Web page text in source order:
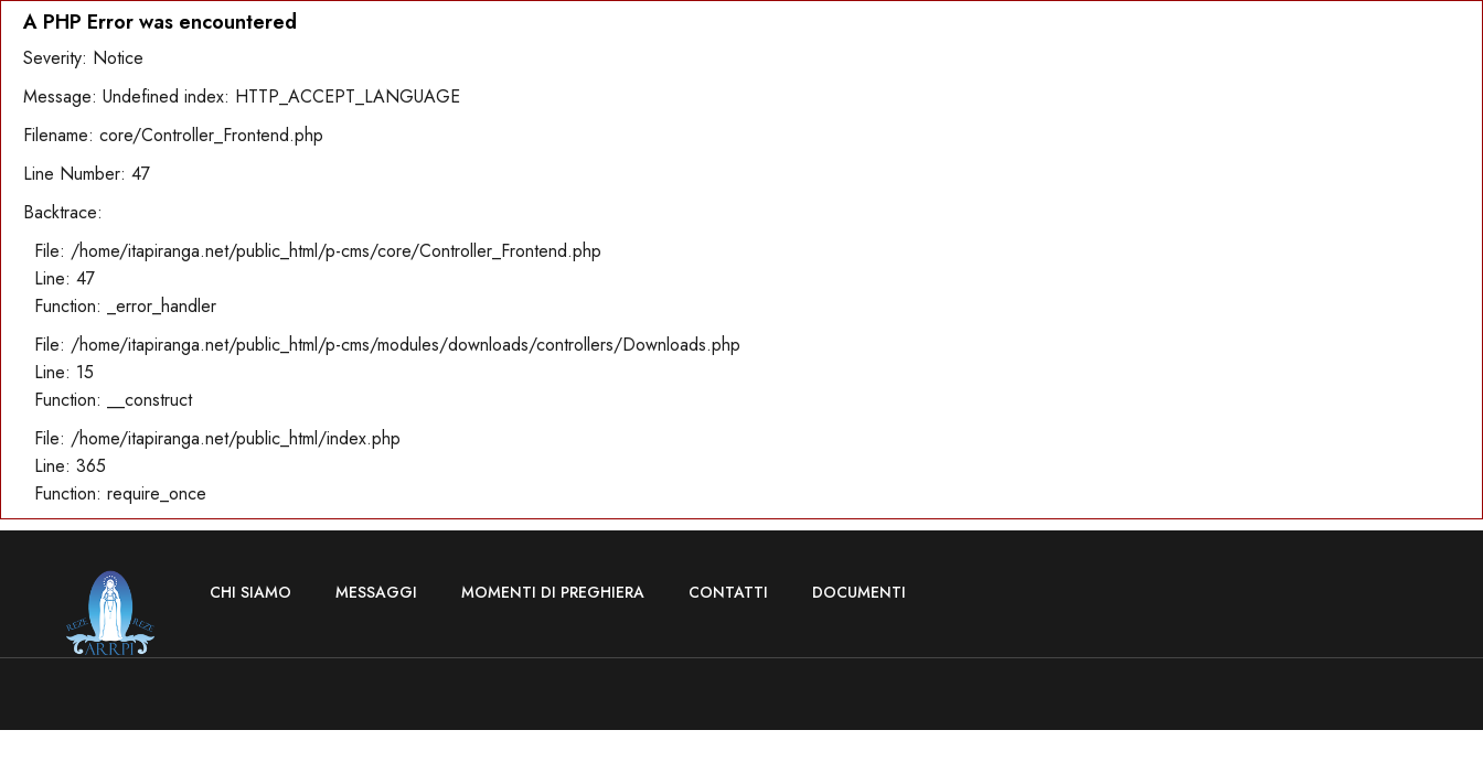
A PHP Error was encountered
Severity: Notice
Message: Undefined index: HTTP_ACCEPT_LANGUAGE
Filename: core/Controller_Frontend.php
Line Number: 47
Backtrace:
File: /home/itapiranga.net/public_html/p-cms/core/Controller_Frontend.php
Line: 47
Function: _error_handler
File: /home/itapiranga.net/public_html/p-cms/modules/downloads/controllers/Downloads.php
Line: 15
Function: __construct
File: /home/itapiranga.net/public_html/index.php
Line: 365
Function: require_once
CHI SIAMO MESSAGGI MOMENTI DI PREGHIERA CONTATTI DOCUMENTI